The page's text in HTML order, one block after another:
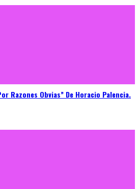
Razones Obvias” De Horacio Palencia.